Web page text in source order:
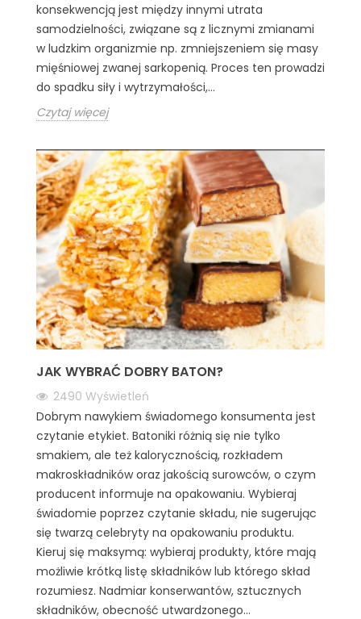
konsekwencją jest między innymi utrata
samodzielności, związane są z licznymi zmianami
w ludzkim organizmie np. zmniejszeniem się masy
mięśniowej zwanej sarkopenią. Proces ten prowadzi
do spadku siły i wytrzymałości,...
Czytaj więcej
JAK WYBRAĆ DOBRY BATON?
2490 Wyświetleń
Dobrym nawykiem świadomego konsumenta jest
czytanie etykiet. Batoniki różnią się nie tylko
smakiem, ale też kalorycznością, rozkładem
makroskładników oraz jakością surowców, o czym
producent informuje na opakowaniu. Wybieraj
świadomie poprzez czytanie składu, nie sugerując
się twarzą celebryty na opakowaniu produktu.
Kieruj się maksymą: wybieraj produkty, które mają
możliwie krótką listę składników lub którego skład
rozumiesz. Nadmiar konserwantów, sztucznych
składników, obecność utwardzonego...